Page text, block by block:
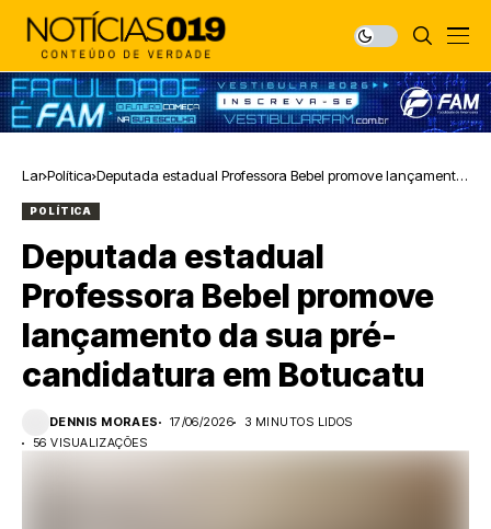
Lar Política Deputada estadual Professora Bebel promove lançamento
POLÍTICA
Deputada estadual
Professora Bebel promove
lançamento da sua pré-
candidatura em Botucatu
DENNIS MORAES 17/06/2026
3 MINUTOS LIDOS
56 VISUALIZAÇÕES